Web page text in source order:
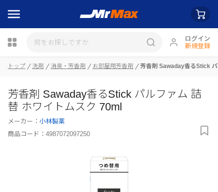
ログイン
新規登録
トップ 洗剤 消臭・芳香剤 お部屋用芳香剤 芳香剤 Sawaday香るStick
芳香剤 Sawaday香るStick パルファム 詰
替 ホワイトムスク 70ml
メーカー： 小林製薬
商品コード： 4987072097250